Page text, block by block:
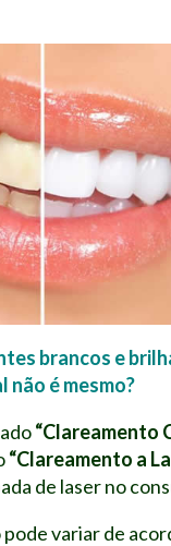
brancos e
não é mesmo?
“Clareamento
“Clareamento a
de laser no
variar de